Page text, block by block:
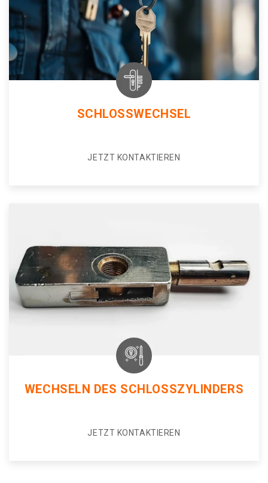
SCHLOSSWECHSEL
JETZT KONTAKTIEREN
WECHSELN DES SCHLOSSZYLINDERS
JETZT KONTAKTIEREN